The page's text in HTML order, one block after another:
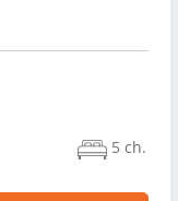
5 ch.